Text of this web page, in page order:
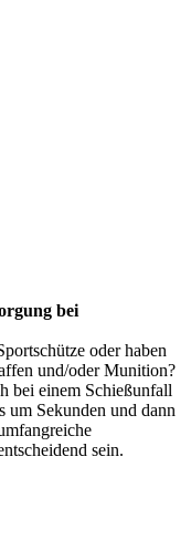
bei
oder haben
und/oder Munition?
bei einem Schießunfall
um Sekunden und dann
sein.